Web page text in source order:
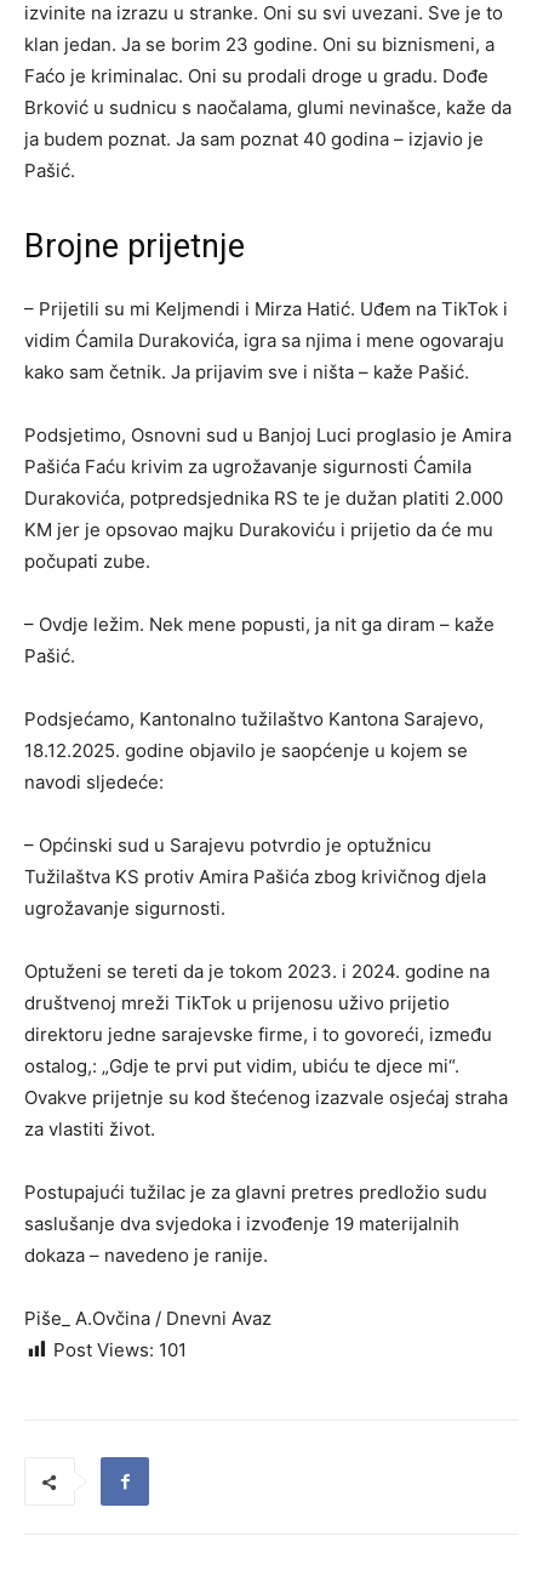
izvinite na izrazu u stranke. Oni su svi uvezani. Sve je to
klan jedan. Ja se borim 23 godine. Oni su biznismeni, a
Faćo je kriminalac. Oni su prodali droge u gradu. Dođe
Brković u sudnicu s naočalama, glumi nevinašce, kaže da
ja budem poznat. Ja sam poznat 40 godina – izjavio je
Pašić.
Brojne prijetnje
– Prijetili su mi Keljmendi i Mirza Hatić. Uđem na TikTok i
vidim Ćamila Durakovića, igra sa njima i mene ogovaraju
kako sam četnik. Ja prijavim sve i ništa – kaže Pašić.
Podsjetimo, Osnovni sud u Banjoj Luci proglasio je Amira
Pašića Faću krivim za ugrožavanje sigurnosti Ćamila
Durakovića, potpredsjednika RS te je dužan platiti 2.000
KM jer je opsovao majku Durakoviću i prijetio da će mu
počupati zube.
– Ovdje ležim. Nek mene popusti, ja nit ga diram – kaže
Pašić.
Podsjećamo, Kantonalno tužilaštvo Kantona Sarajevo,
18.12.2025. godine objavilo je saopćenje u kojem se
navodi sljedeće:
– Općinski sud u Sarajevu potvrdio je optužnicu
Tužilaštva KS protiv Amira Pašića zbog krivičnog djela
ugrožavanje sigurnosti.
Optuženi se tereti da je tokom 2023. i 2024. godine na
društvenoj mreži TikTok u prijenosu uživo prijetio
direktoru jedne sarajevske firme, i to govoreći, između
ostalog,: „Gdje te prvi put vidim, ubiću te djece mi“.
Ovakve prijetnje su kod štećenog izazvale osjećaj straha
za vlastiti život.
Postupajući tužilac je za glavni pretres predložio sudu
saslušanje dva svjedoka i izvođenje 19 materijalnih
dokaza – navedeno je ranije.
Piše_ A.Ovčina / Dnevni Avaz
Post Views: 101